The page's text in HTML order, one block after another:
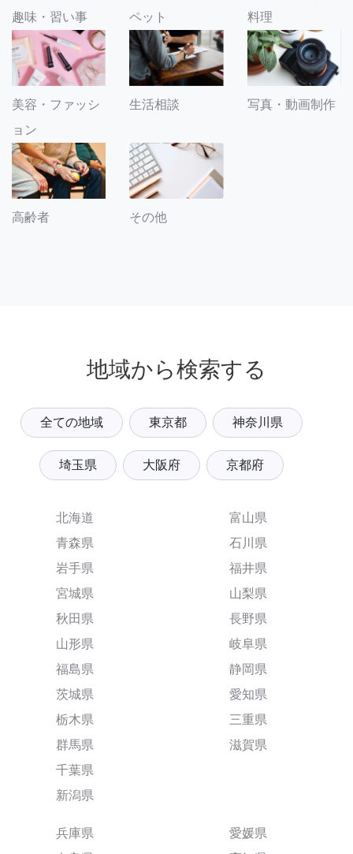
趣味・習い事 ペット 料理
美容・ファッシ
ョン
生活相談 写真・動画制作
高齢者 その他
地域から検索する
全ての地域 東京都 神奈川県
埼玉県 大阪府 京都府
北海道
青森県
岩手県
宮城県
秋田県
山形県
福島県
茨城県
栃木県
群馬県
千葉県
新潟県
富山県
石川県
福井県
山梨県
長野県
岐阜県
静岡県
愛知県
三重県
滋賀県
兵庫県
愛媛県